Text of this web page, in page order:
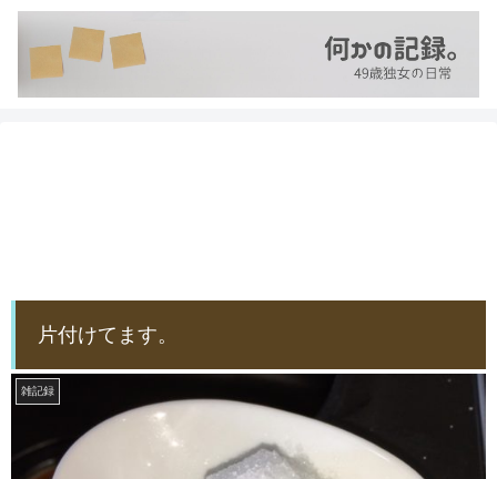
片付けてます。
雑記録